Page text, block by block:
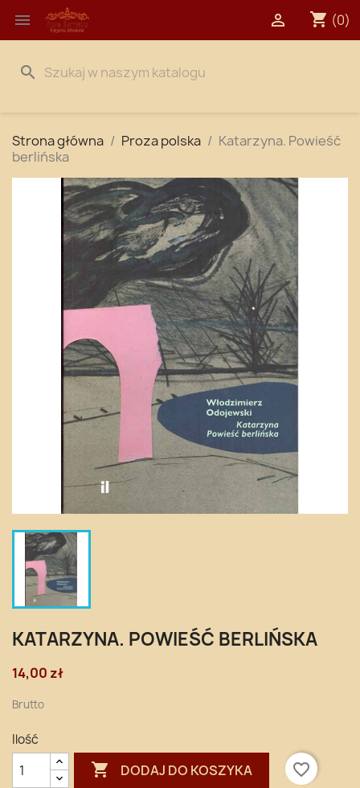
 shopping_cart (0)

search
Strona główna Proza polska
Katarzyna. Powieść
berlińska
KATARZYNA. POWIEŚĆ BERLIŃSKA
14,00 zł
Brutto
Ilość
 DODAJ DO KOSZYKA
favorite_border